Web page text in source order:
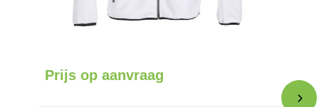
Prijs op aanvraag